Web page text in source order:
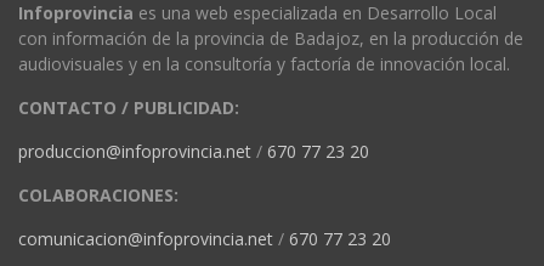
Infoprovincia es una web especializada en Desarrollo Local
con información de la provincia de Badajoz, en la producción de
audiovisuales y en la consultoría y factoría de innovación local.
CONTACTO / PUBLICIDAD:
produccion@infoprovincia.net / 670 77 23 20
COLABORACIONES:
comunicacion@infoprovincia.net / 670 77 23 20